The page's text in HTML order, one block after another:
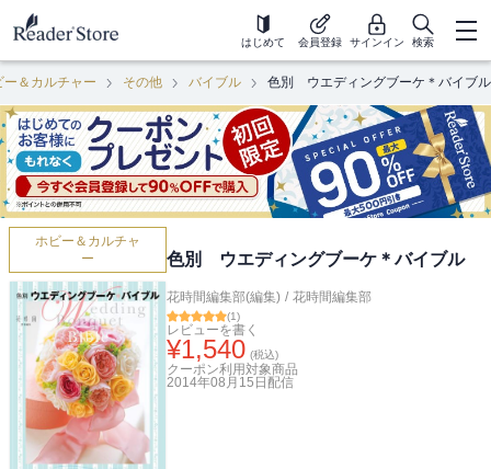
はじめて 会員登録 サインイン 検索
ー＆カルチャー その他 バイブル 色別 ウエディングブーケ＊バイブル
ホビー＆カルチャ
ー
色別 ウエディングブーケ＊バイブル
花時間編集部(編集) / 花時間編集部
(1)
レビューを書く
¥1,540 (税込)
クーポン利用対象商品
2014年08月15日 配信